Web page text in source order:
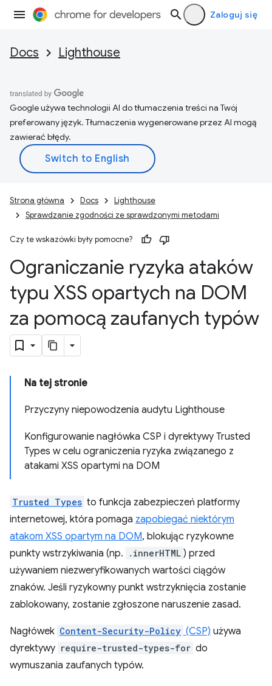
Zaloguj się
Docs Lighthouse
Google używa technologii AI do tłumaczenia treści na Twój
preferowany język. Tłumaczenia wygenerowane przez AI mogą
zawierać błędy.
Strona główna Docs
Lighthouse
Sprawdzanie zgodności ze sprawdzonymi metodami
Czy te wskazówki były pomocne?
Ograniczanie ryzyka ataków
typu XSS opartych na DOM
za pomocą zaufanych typów
Na tej stronie
Przyczyny niepowodzenia audytu Lighthouse
Konfigurowanie nagłówka CSP i dyrektywy Trusted
Types w celu ograniczenia ryzyka związanego z
atakami XSS opartymi na DOM
Trusted Types to funkcja zabezpieczeń platformy
internetowej, która pomaga zapobiegać niektórym
atakom XSS opartym na DOM, blokując ryzykowne
punkty wstrzykiwania (np.
.innerHTML ) przed
używaniem niezweryfikowanych wartości ciągów
znaków. Jeśli ryzykowny punkt wstrzyknięcia zostanie
zablokowany, zostanie zgłoszone naruszenie zasad.
Nagłówek Content-Security-Policy (CSP) używa
dyrektywy require-trusted-types-for do
wymuszania zaufanych typów.